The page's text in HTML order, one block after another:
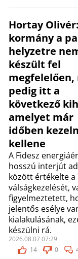
Hortay
kormány a
helyzetre
készült fel
megfelelően,
pedig itt a
következő
amelyet már
időben
kellene
A Fidesz
hosszú interjút
között értékelte a
válságkezelését,
figyelmeztetett,
jelentős esélye
kialakulásának,
készülni rá.
2026.08.07 07:29
14
0